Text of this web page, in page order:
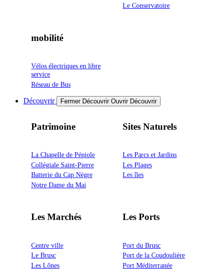
Le Conservatoire
mobilité
Vélos électriques en libre
service
Réseau de Bus
Découvrir Fermer Découvrir Ouvrir Découvrir
Patrimoine
La Chapelle de Pépiole
Collégiale Saint-Pierre
Batterie du Cap Nègre
Notre Dame du Mai
Sites Naturels
Les Parcs et Jardins
Les Plages
Les îles
Les Marchés
Centre ville
Le Brusc
Les Lônes
Les Ports
Port du Brusc
Port de la Coudoulière
Port Méditerranée